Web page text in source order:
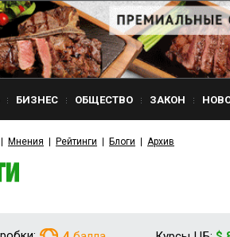
БИЗНЕС ОБЩЕСТВО ЗАКОН
Мнения Рейтинги Блоги Архив